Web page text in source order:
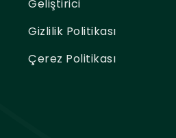
Geliştirici
Gizlilik Politikası
Çerez Politikası